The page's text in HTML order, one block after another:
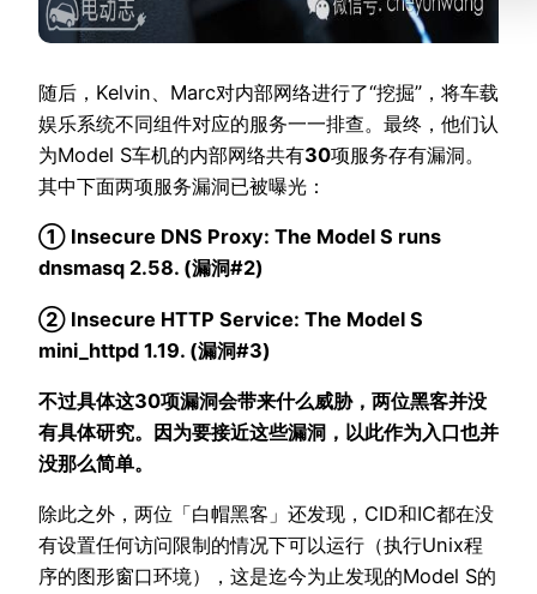
随后，Kelvin、Marc对内部网络进行了“挖掘”，将车载
娱乐系统不同组件对应的服务一一排查。最终，他们认
为Model S车机的内部网络共有30项服务存有漏洞。
其中下面两项服务漏洞已被曝光：
① Insecure DNS Proxy: The Model S runs
dnsmasq 2.58. (漏洞#2)
② Insecure HTTP Service: The Model S
mini_httpd 1.19. (漏洞#3)
不过具体这30项漏洞会带来什么威胁，两位黑客并没
有具体研究。因为要接近这些漏洞，以此作为入口也并
没那么简单。
除此之外，两位「白帽黑客」还发现，CID和IC都在没
有设置任何访问限制的情况下可以运行（执行Unix程
序的图形窗口环境），这是迄今为止发现的Model S的